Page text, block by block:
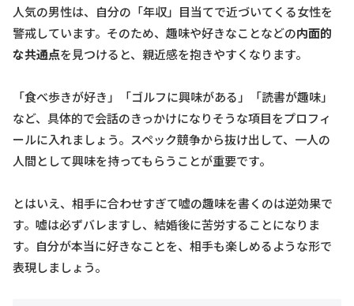
人気の男性は、自分の「年収」目当てで近づいてくる女性を
警戒しています。そのため、趣味や好きなことなどの内面的
な共通点を見つけると、親近感を抱きやすくなります。
「食べ歩きが好き」「ゴルフに興味がある」「読書が趣味」
など、具体的で会話のきっかけになりそうな項目をプロフィ
ールに入れましょう。スペック競争から抜け出して、一人の
人間として興味を持ってもらうことが重要です。
とはいえ、相手に合わせすぎて嘘の趣味を書くのは逆効果で
す。嘘は必ずバレますし、結婚後に苦労することになりま
す。自分が本当に好きなことを、相手も楽しめるような形で
表現しましょう。